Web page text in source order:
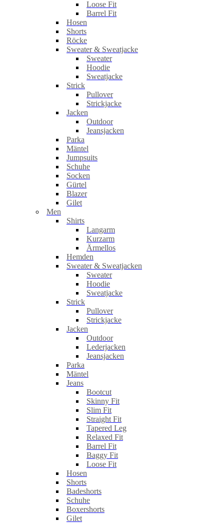
Loose Fit
Barrel Fit
Hosen
Shorts
Röcke
Sweater & Sweatjacke
Sweater
Hoodie
Sweatjacke
Strick
Pullover
Strickjacke
Jacken
Outdoor
Jeansjacken
Parka
Mäntel
Jumpsuits
Schuhe
Socken
Gürtel
Blazer
Gilet
Men
Shirts
Langarm
Kurzarm
Ärmellos
Hemden
Sweater & Sweatjacken
Sweater
Hoodie
Sweatjacke
Strick
Pullover
Strickjacke
Jacken
Outdoor
Lederjacken
Jeansjacken
Parka
Mäntel
Jeans
Bootcut
Skinny Fit
Slim Fit
Straight Fit
Tapered Leg
Relaxed Fit
Barrel Fit
Baggy Fit
Loose Fit
Hosen
Shorts
Badeshorts
Schuhe
Boxershorts
Gilet